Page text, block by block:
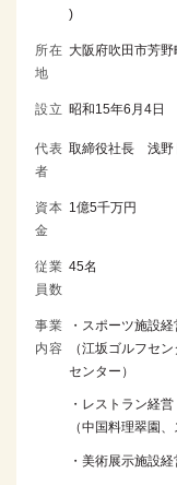
)
所在
地
大阪府吹田市芳
設立 昭和15年6月4日
代表
者
取締役社長 浅野
資本
金
1億5千万円
従業
員数
45名
事業
内容
・スポーツ施設経
（江坂ゴルフセ
センター）
・レストラン経営
（中国料理翠園
・美術展示施設